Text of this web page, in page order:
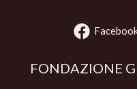
FONDAZIONE